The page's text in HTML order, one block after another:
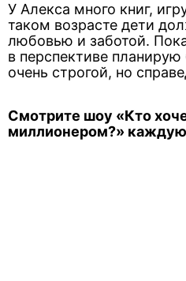
У Алекса много книг,
таком возрасте дети
любовью и заботой.
в перспективе
очень строгой, но
Смотрите шоу «Кто
миллионером?» каждую